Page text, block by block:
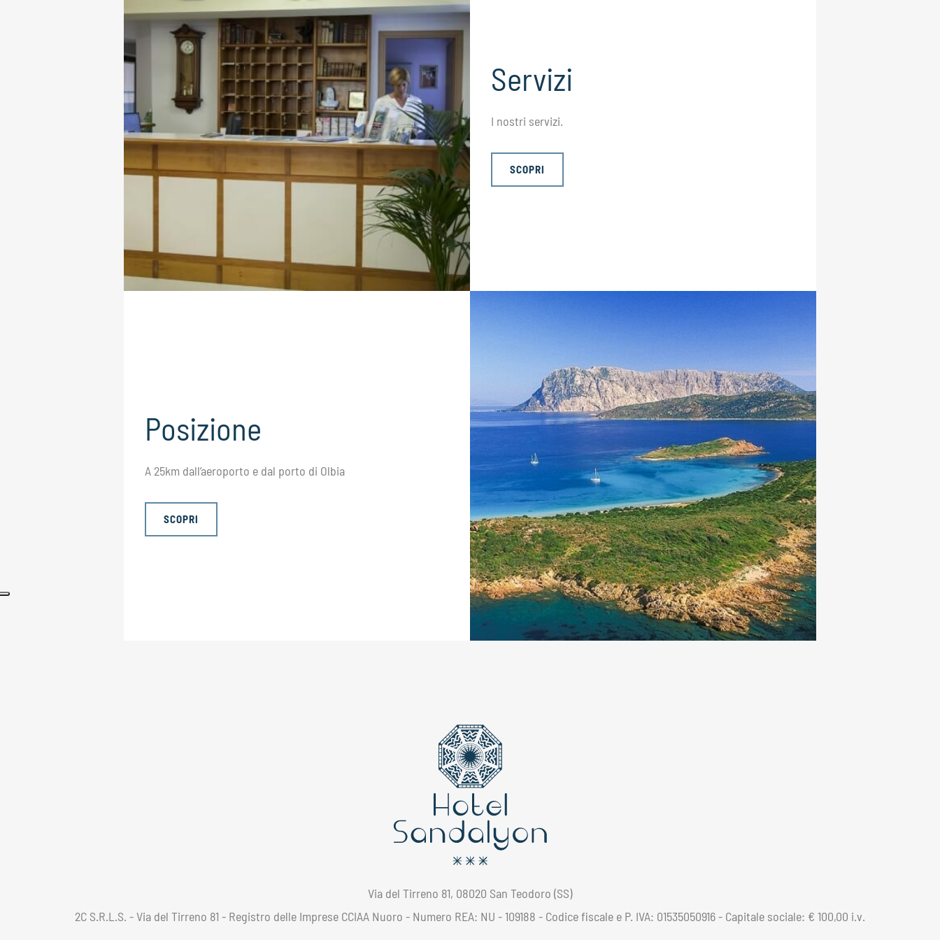
Servizi
I nostri servizi.
SCOPRI
Posizione
A 25km dall’aeroporto e dal porto di Olbia
SCOPRI
Via del Tirreno 81, 08020 San Teodoro (SS)
2C S.R.L.S. - Via del Tirreno 81 - Registro delle Imprese CCIAA Nuoro - Numero REA: NU - 109188 - Codice fiscale e P. IVA: 01535050916 - Capitale sociale: € 100,00 i.v.